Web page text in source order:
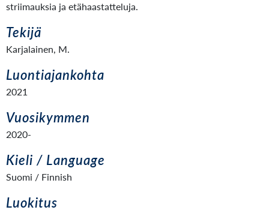
striimauksia ja etähaastatteluja.
Tekijä
Karjalainen, M.
Luontiajankohta
2021
Vuosikymmen
2020-
Kieli / Language
Suomi / Finnish
Luokitus